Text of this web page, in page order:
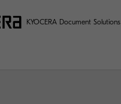
KYOCERA Document Solutions